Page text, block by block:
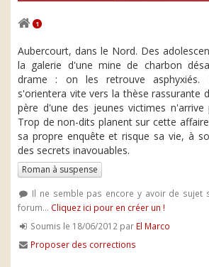
1
Aubercourt, dans le Nord. Des
la galerie d'une mine de charbon
drame : on les retrouve asphyxiés.
s'orientera vite vers la thèse rassurante
père d'une des jeunes victimes n'arrive
Trop de non-dits planent sur cette
sa propre enquête et risque sa vie, à
des secrets inavouables.
Roman à suspense
Il ne semble pas encore y avoir de sujet
forum... Cliquez ici pour en créer un !
Soumis le 18/06/2012 par El Marco
Proposer des corrections